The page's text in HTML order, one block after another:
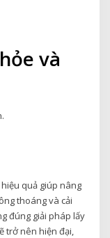
và
quả giúp nâng
thoáng và cải
đúng giải pháp lấy
trở nên hiện đại,